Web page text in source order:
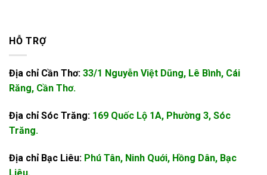
HỖ TRỢ
Địa chỉ Cần Thơ: 33/1 Nguyễn Việt Dũng, Lê Bình, Cái
Răng, Cần Thơ.
Địa chỉ Sóc Trăng: 169 Quốc Lộ 1A, Phường 3, Sóc
Trăng.
Địa chỉ Bạc Liêu: Phú Tân, Ninh Quới, Hồng Dân, Bạc